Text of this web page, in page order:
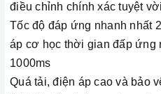
điều chỉnh chính xác tuyệt
Tốc độ đáp ứng nhanh nhất
áp cơ học thời gian đấp ứng
1000ms
Quá tải, điện áp cao và bảo